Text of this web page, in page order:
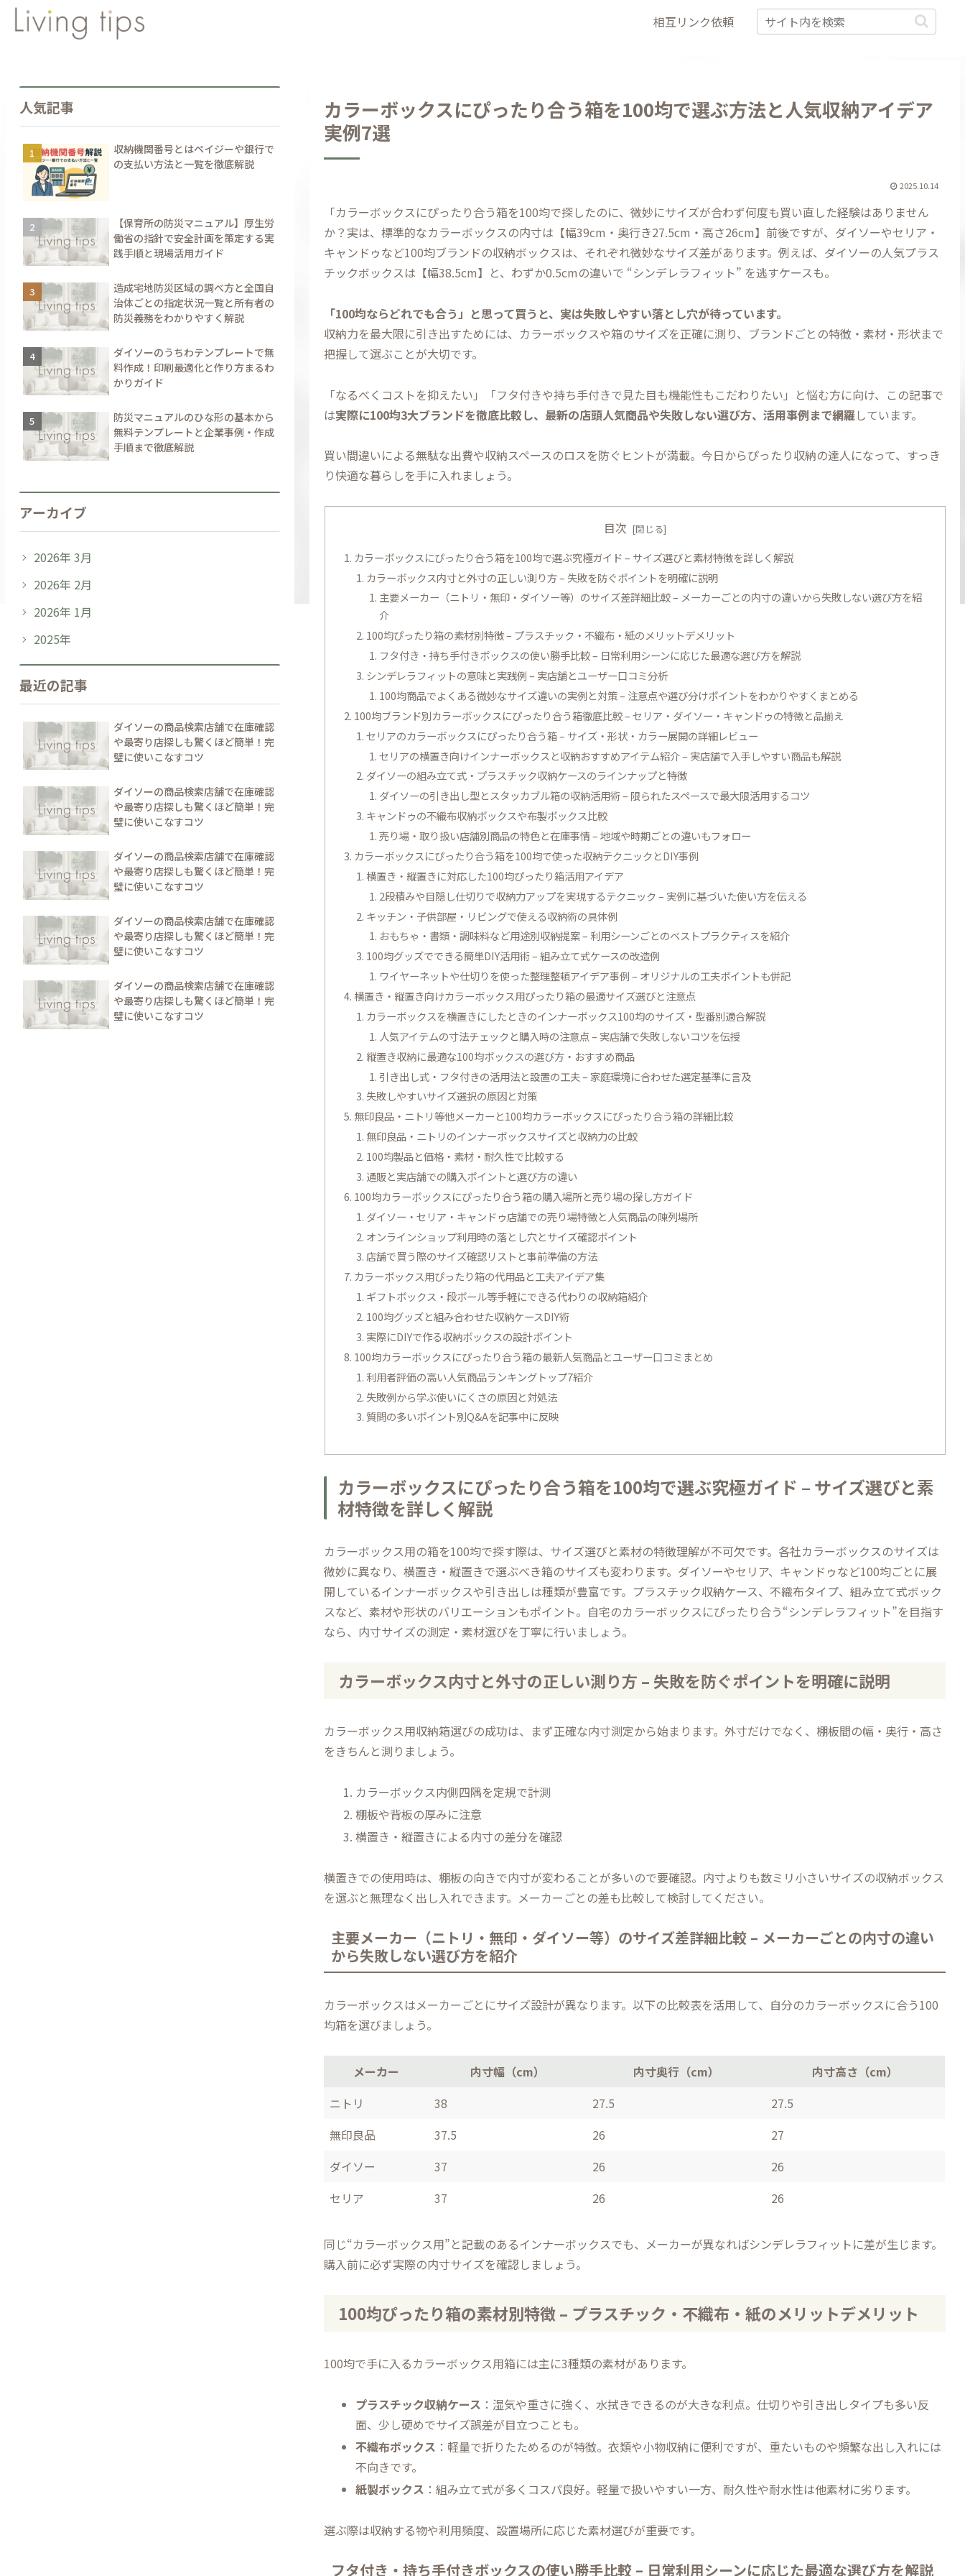
相互リンク依頼
カラーボックスにぴったり合う箱を100均で選ぶ方法と人気収納アイデア
実例7選
2025.10.14
「カラーボックスにぴったり合う箱を100均で探したのに、微妙にサイズが合わず何度も買い直した経験はありません
か？実は、標準的なカラーボックスの内寸は【幅39cm・奥行き27.5cm・高さ26cm】前後ですが、ダイソーやセリア・
キャンドゥなど100均ブランドの収納ボックスは、それぞれ微妙なサイズ差があります。例えば、ダイソーの人気プラス
チックボックスは【幅38.5cm】と、わずか0.5cmの違いで “シンデレラフィット” を逃すケースも。
「100均ならどれでも合う」と思って買うと、実は失敗しやすい落とし穴が待っています。
収納力を最大限に引き出すためには、カラーボックスや箱のサイズを正確に測り、ブランドごとの特徴・素材・形状まで
把握して選ぶことが大切です。
「なるべくコストを抑えたい」「フタ付きや持ち手付きで見た目も機能性もこだわりたい」と悩む方に向け、この記事で
は実際に100均3大ブランドを徹底比較し、最新の店頭人気商品や失敗しない選び方、活用事例まで網羅しています。
買い間違いによる無駄な出費や収納スペースのロスを防ぐヒントが満載。今日からぴったり収納の達人になって、すっき
り快適な暮らしを手に入れましょう。
目次
カラーボックスにぴったり合う箱を100均で選ぶ究極ガイド – サイズ選びと素材特徴を詳しく解説
カラーボックス内寸と外寸の正しい測り方 – 失敗を防ぐポイントを明確に説明
主要メーカー（ニトリ・無印・ダイソー等）のサイズ差詳細比較 – メーカーごとの内寸の違いから失敗しない選び方を紹
介
100均ぴったり箱の素材別特徴 – プラスチック・不織布・紙のメリットデメリット
フタ付き・持ち手付きボックスの使い勝手比較 – 日常利用シーンに応じた最適な選び方を解説
シンデレラフィットの意味と実践例 – 実店舗とユーザー口コミ分析
100均商品でよくある微妙なサイズ違いの実例と対策 – 注意点や選び分けポイントをわかりやすくまとめる
100均ブランド別カラーボックスにぴったり合う箱徹底比較 – セリア・ダイソー・キャンドゥの特徴と品揃え
セリアのカラーボックスにぴったり合う箱 – サイズ・形状・カラー展開の詳細レビュー
セリアの横置き向けインナーボックスと収納おすすめアイテム紹介 – 実店舗で入手しやすい商品も解説
ダイソーの組み立て式・プラスチック収納ケースのラインナップと特徴
ダイソーの引き出し型とスタッカブル箱の収納活用術 – 限られたスペースで最大限活用するコツ
キャンドゥの不織布収納ボックスや布製ボックス比較
売り場・取り扱い店舗別商品の特色と在庫事情 – 地域や時期ごとの違いもフォロー
カラーボックスにぴったり合う箱を100均で使った収納テクニックとDIY事例
横置き・縦置きに対応した100均ぴったり箱活用アイデア
2段積みや目隠し仕切りで収納力アップを実現するテクニック – 実例に基づいた使い方を伝える
キッチン・子供部屋・リビングで使える収納術の具体例
おもちゃ・書類・調味料など用途別収納提案 – 利用シーンごとのベストプラクティスを紹介
100均グッズでできる簡単DIY活用術 – 組み立て式ケースの改造例
ワイヤーネットや仕切りを使った整理整頓アイデア事例 – オリジナルの工夫ポイントも併記
横置き・縦置き向けカラーボックス用ぴったり箱の最適サイズ選びと注意点
カラーボックスを横置きにしたときのインナーボックス100均のサイズ・型番別適合解説
人気アイテムの寸法チェックと購入時の注意点 – 実店舗で失敗しないコツを伝授
縦置き収納に最適な100均ボックスの選び方・おすすめ商品
引き出し式・フタ付きの活用法と設置の工夫 – 家庭環境に合わせた選定基準に言及
失敗しやすいサイズ選択の原因と対策
無印良品・ニトリ等他メーカーと100均カラーボックスにぴったり合う箱の詳細比較
無印良品・ニトリのインナーボックスサイズと収納力の比較
100均製品と価格・素材・耐久性で比較する
通販と実店舗での購入ポイントと選び方の違い
100均カラーボックスにぴったり合う箱の購入場所と売り場の探し方ガイド
ダイソー・セリア・キャンドゥ店舗での売り場特徴と人気商品の陳列場所
オンラインショップ利用時の落とし穴とサイズ確認ポイント
店舗で買う際のサイズ確認リストと事前準備の方法
カラーボックス用ぴったり箱の代用品と工夫アイデア集
ギフトボックス・段ボール等手軽にできる代わりの収納箱紹介
100均グッズと組み合わせた収納ケースDIY術
実際にDIYで作る収納ボックスの設計ポイント
100均カラーボックスにぴったり合う箱の最新人気商品とユーザー口コミまとめ
利用者評価の高い人気商品ランキングトップ7紹介
失敗例から学ぶ使いにくさの原因と対処法
質問の多いポイント別Q&Aを記事中に反映
カラーボックスにぴったり合う箱を100均で選ぶ究極ガイド – サイズ選びと素
材特徴を詳しく解説
カラーボックス用の箱を100均で探す際は、サイズ選びと素材の特徴理解が不可欠です。各社カラーボックスのサイズは
微妙に異なり、横置き・縦置きで選ぶべき箱のサイズも変わります。ダイソーやセリア、キャンドゥなど100均ごとに展
開しているインナーボックスや引き出しは種類が豊富です。プラスチック収納ケース、不織布タイプ、組み立て式ボック
スなど、素材や形状のバリエーションもポイント。自宅のカラーボックスにぴったり合う“シンデレラフィット”を目指す
なら、内寸サイズの測定・素材選びを丁寧に行いましょう。
カラーボックス内寸と外寸の正しい測り方 – 失敗を防ぐポイントを明確に説明
カラーボックス用収納箱選びの成功は、まず正確な内寸測定から始まります。外寸だけでなく、棚板間の幅・奥行・高さ
をきちんと測りましょう。
カラーボックス内側四隅を定規で計測
棚板や背板の厚みに注意
横置き・縦置きによる内寸の差分を確認
横置きでの使用時は、棚板の向きで内寸が変わることが多いので要確認。内寸よりも数ミリ小さいサイズの収納ボックス
を選ぶと無理なく出し入れできます。メーカーごとの差も比較して検討してください。
主要メーカー（ニトリ・無印・ダイソー等）のサイズ差詳細比較 – メーカーごとの内寸の違い
から失敗しない選び方を紹介
カラーボックスはメーカーごとにサイズ設計が異なります。以下の比較表を活用して、自分のカラーボックスに合う100
均箱を選びましょう。
メーカー 内寸幅（cm） 内寸奥行（cm）
内寸高さ（cm）
ニトリ
38 27.5
27.5
無印良品
37.5 26
27
ダイソー
37 26
26
セリア
37 26 26
同じ“カラーボックス用”と記載のあるインナーボックスでも、メーカーが異なればシンデレラフィットに差が生じます。
購入前に必ず実際の内寸サイズを確認しましょう。
100均ぴったり箱の素材別特徴 – プラスチック・不織布・紙のメリットデメリット
100均で手に入るカラーボックス用箱には主に3種類の素材があります。
プラスチック収納ケース ：湿気や重さに強く、水拭きできるのが大きな利点。仕切りや引き出しタイプも多い反
面、少し硬めでサイズ誤差が目立つことも。
不織布ボックス ：軽量で折りたためるのが特徴。衣類や小物収納に便利ですが、重たいものや頻繁な出し入れには
不向きです。
紙製ボックス ：組み立て式が多くコスパ良好。軽量で扱いやすい一方、耐久性や耐水性は他素材に劣ります。
選ぶ際は収納する物や利用頻度、設置場所に応じた素材選びが重要です。
フタ付き・持ち手付きボックスの使い勝手比較 – 日常利用シーンに応じた最適な選び方を解説
人気記事
収納機関番号とはペイジーや銀行で
の支払い方法と一覧を徹底解説
【保育所の防災マニュアル】厚生労
働省の指針で安全計画を策定する実
践手順と現場活用ガイド
造成宅地防災区域の調べ方と全国自
治体ごとの指定状況一覧と所有者の
防災義務をわかりやすく解説
ダイソーのうちわテンプレートで無
料作成！印刷最適化と作り方まるわ
かりガイド
防災マニュアルのひな形の基本から
無料テンプレートと企業事例・作成
手順まで徹底解説
アーカイブ
2026年 3月
2026年 2月
2026年 1月
2025年
最近の記事
ダイソーの商品検索店舗で在庫確認
や最寄り店探しも驚くほど簡単！完
璧に使いこなすコツ
ダイソーの商品検索店舗で在庫確認
や最寄り店探しも驚くほど簡単！完
璧に使いこなすコツ
ダイソーの商品検索店舗で在庫確認
や最寄り店探しも驚くほど簡単！完
璧に使いこなすコツ
ダイソーの商品検索店舗で在庫確認
や最寄り店探しも驚くほど簡単！完
璧に使いこなすコツ
ダイソーの商品検索店舗で在庫確認
や最寄り店探しも驚くほど簡単！完
璧に使いこなすコツ